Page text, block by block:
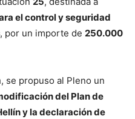
el control y seguridad
, por un importe de 250.000
se propuso al Pleno un
del Plan de
y la declaración de